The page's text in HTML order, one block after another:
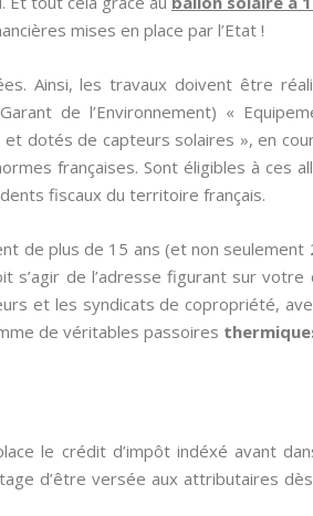
mises en place par l’Etat !
Ainsi, les travaux doivent être
de l’Environnement) «
dotés de capteurs solaires », en
françaises. Sont éligibles à ces
fiscaux du territoire français.
de plus de 15 ans (et non seulement
de l’adresse figurant sur votre
et les syndicats de copropriété,
de véritables passoires
le crédit d’impôt indéxé avant
d’être versée aux attributaires